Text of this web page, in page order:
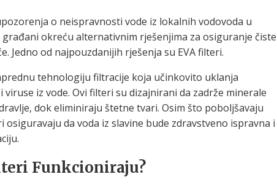
o neispravnosti vode iz lokalnih vodovoda u
okreću alternativnim rješenjima za osiguranje čiste
Jedno od najpouzdanijih rješenja su EVA filteri.
tehnologiju filtracije koja učinkovito uklanja
viruse iz vode. Ovi filteri su dizajnirani da zadrže minerale
dok eliminiraju štetne tvari. Osim što poboljšavaju
osiguravaju da voda iz slavine bude zdravstveno ispravna i
Funkcioniraju?